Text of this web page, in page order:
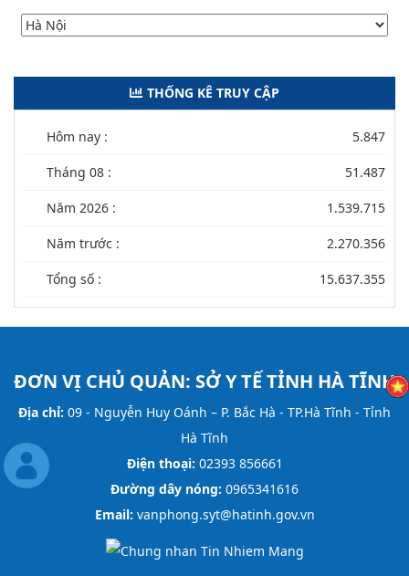
THỐNG KÊ TRUY CẬP
Hôm nay : 5.847
Tháng 08 : 51.487
Năm 2026 : 1.539.715
Năm trước : 2.270.356
Tổng số : 15.637.355
ĐƠN VỊ CHỦ QUẢN: SỞ Y TẾ TỈNH HÀ TĨNH
Địa chỉ: 09 - Nguyễn Huy Oánh – P. Bắc Hà - TP.Hà Tĩnh - Tỉnh
Hà Tĩnh
Điện thoại: 02393 856661
Đường dây nóng: 0965341616
Email: vanphong.syt@hatinh.gov.vn